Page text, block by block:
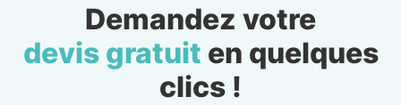
Demandez votre
devis gratuit en quelques
clics !